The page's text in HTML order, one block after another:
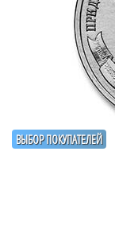
ВЫБОР ПОКУПАТЕЛЕЙ